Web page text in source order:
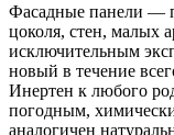
Фасадные панели —
цоколя, стен, малых
исключительным
новый в течение
Инертен к любого
погодным,
аналогичен